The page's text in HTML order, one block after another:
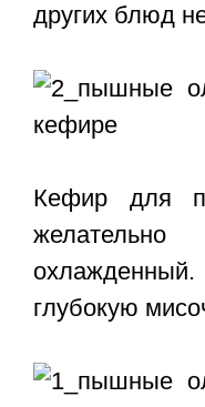
других блюд
Кефир для
глубокую